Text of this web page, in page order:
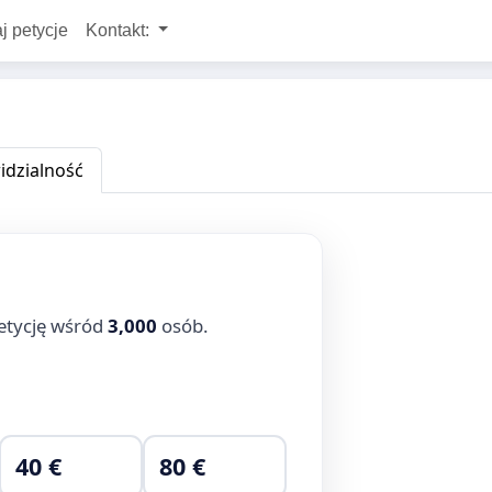
petycje Kontakt:
wśród 3,000 osób.
40 € 80 €